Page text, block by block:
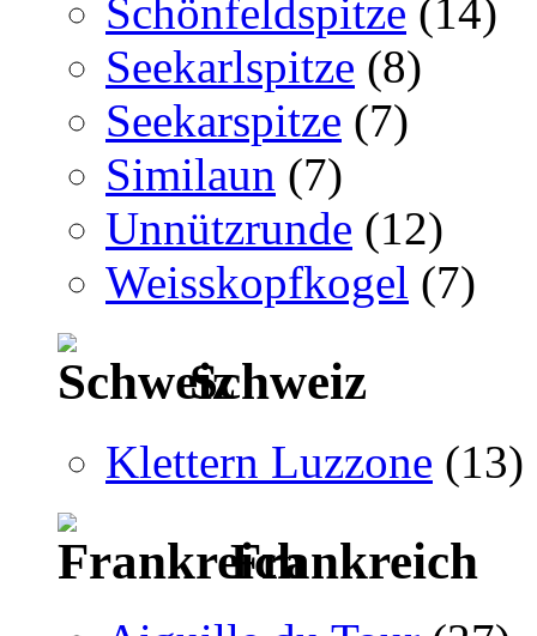
Schönfeldspitze (14)
Seekarlspitze (8)
Seekarspitze (7)
Similaun (7)
Unnützrunde (12)
Weisskopfkogel (7)
Schweiz
Klettern Luzzone (13)
Frankreich